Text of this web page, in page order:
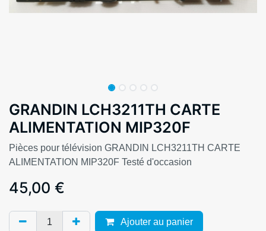
GRANDIN LCH3211TH CARTE
ALIMENTATION MIP320F
Pièces pour télévision GRANDIN LCH3211TH CARTE
ALIMENTATION MIP320F Testé d'occasion
45,00 €
Ajouter au panier